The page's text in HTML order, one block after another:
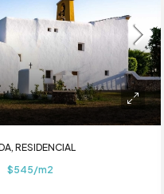
RESIDENCIAL
$545/m2